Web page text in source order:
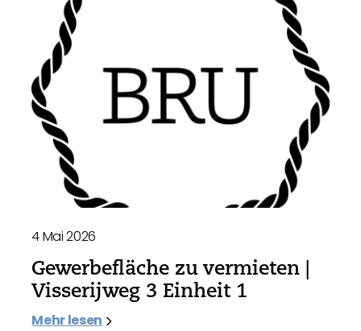
4 Mai 2026
Gewerbefläche zu vermieten |
Visserijweg 3 Einheit 1
Mehr lesen